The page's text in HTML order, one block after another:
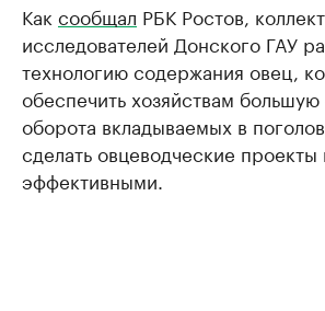
Как сообщал РБК Ростов,
исследователей Донского ГАУ
технологию содержания овец,
обеспечить хозяйствам
оборота вкладываемых в
сделать овцеводческие проекты
эффективными.